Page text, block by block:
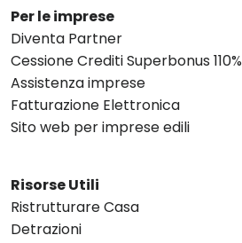
Per le imprese
Diventa Partner
Cessione Crediti Superbonus 110%
Assistenza imprese
Fatturazione Elettronica
Sito web per imprese edili
Risorse Utili
Ristrutturare Casa
Detrazioni